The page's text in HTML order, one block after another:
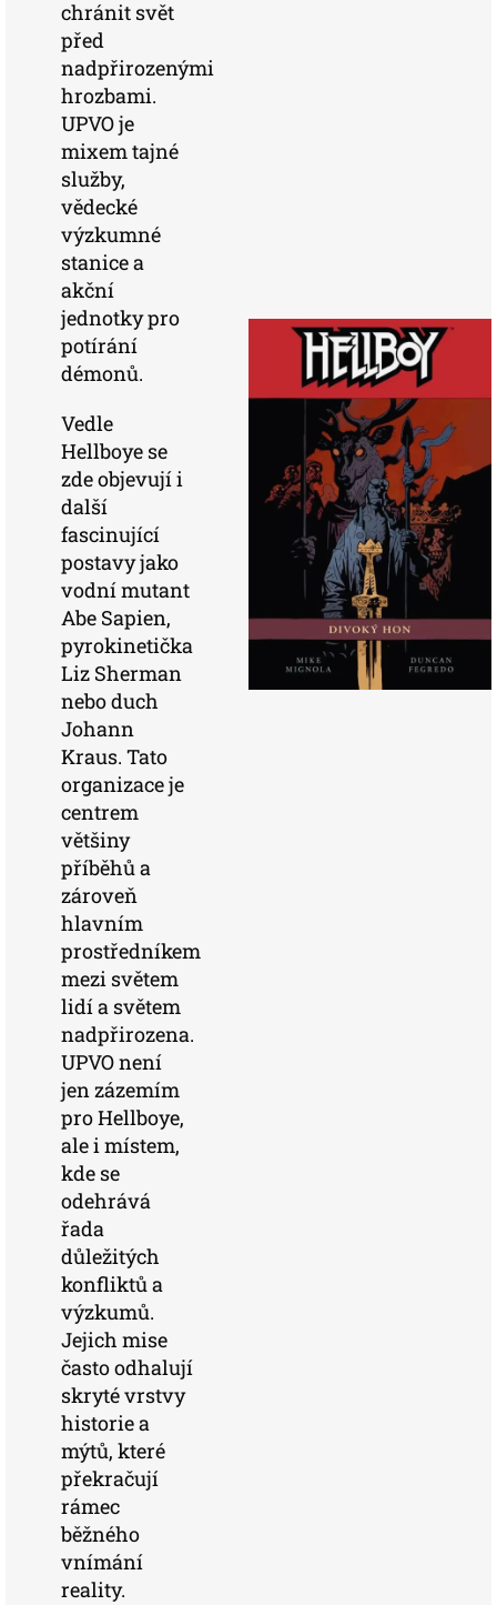
chránit svět
před
nadpřirozenými
hrozbami.
UPVO je
mixem tajné
služby,
vědecké
výzkumné
stanice a
akční
jednotky pro
potírání
démonů.
Vedle
Hellboye se
zde objevují i
další
fascinující
postavy jako
vodní mutant
Abe Sapien,
pyrokinetička
Liz Sherman
nebo duch
Johann
Kraus. Tato
organizace je
centrem
většiny
příběhů a
zároveň
hlavním
prostředníkem
mezi světem
lidí a světem
nadpřirozena.
UPVO není
jen zázemím
pro Hellboye,
ale i místem,
kde se
odehrává
řada
důležitých
konfliktů a
výzkumů.
Jejich mise
často odhalují
skryté vrstvy
historie a
mýtů, které
překračují
rámec
běžného
vnímání
reality.